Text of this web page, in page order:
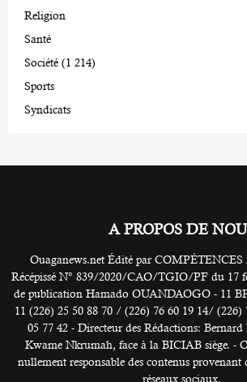
Religion
Santé
Société (1 214)
Sports
Syndicats
A PROPOS DE
Ouaganews.net Édité par
Récépissé N° 839/2020/CAO/TGIO/PF du 17
de publication Hamado OUANDAOGO - 11
11 (226) 25 50 88 70 / (226) 76 60 19 14/ (226)
05 77 42 - Directeur des Rédactions:
Kwame Nkrumah, face à la BICIAB siège. -
nullement responsable des contenus provenant
réseaux sociaux.